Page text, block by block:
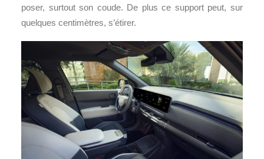
poser, surtout son coude. De plus ce support peut, sur
quelques centimètres, s’étirer.